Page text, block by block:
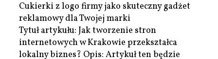
Cukierki z logo firmy jako skuteczny gadżet
reklamowy dla Twojej marki
Tytuł artykułu: Jak tworzenie stron
internetowych w Krakowie przekształca
lokalny biznes? Opis: Artykuł ten będzie